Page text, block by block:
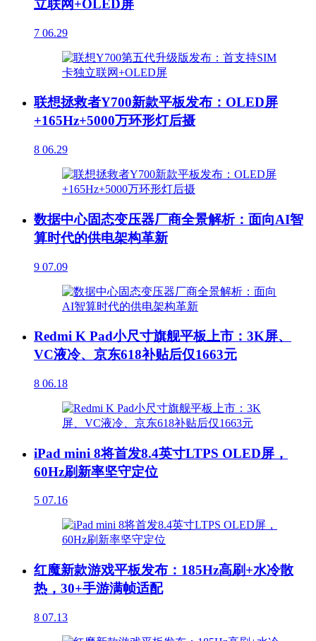
立联网+OLED屏
7 06.29
联想拯救者Y700新款平板发布：OLED屏
+165Hz+5000万环形灯后摄
8 06.29
数据中心固态变压器厂商全景解析：面向AI智
算时代的供电架构革新
9 07.09
Redmi K Pad小尺寸旗舰平板上市：3K屏、
VC液冷、京东618补贴后仅1663元
8 06.18
iPad mini 8将首发8.4英寸LTPS OLED屏，
60Hz刷新率坚守定位
5 07.16
红魔新款游戏平板发布：185Hz高刷+水冷散
热，30+手游满帧适配
8 07.13